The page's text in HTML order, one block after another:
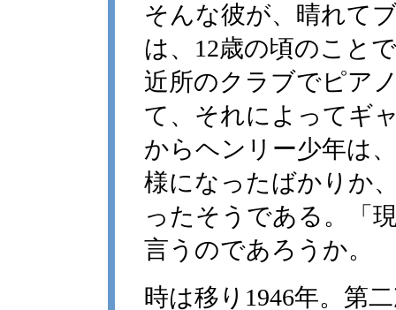
そんな彼が、晴れて
は、12歳の頃のこと
近所のクラブでピア
て、それによってギ
からヘンリー少年は
様になったばかりか
ったそうである。「
言うのであろうか。
時は移り1946年。第